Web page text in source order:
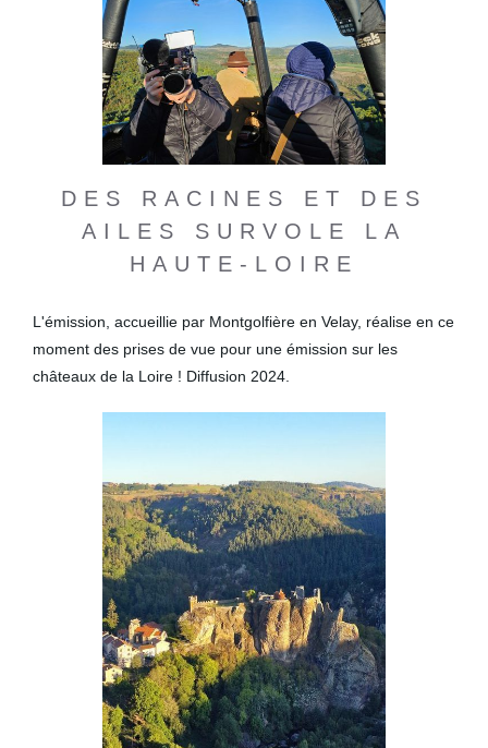
DES RACINES ET DES
AILES SURVOLE LA
HAUTE-LOIRE
L'émission, accueillie par Montgolfière en Velay, réalise en ce
moment des prises de vue pour une émission sur les
châteaux de la Loire ! Diffusion 2024.